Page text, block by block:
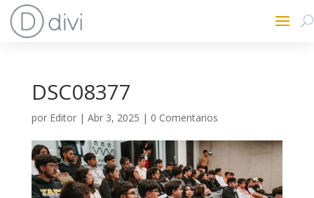
DSC08377
por Editor| Abr 3, 2025 | 0 Comentarios